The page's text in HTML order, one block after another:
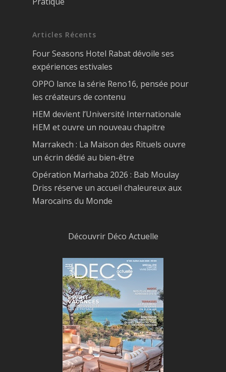
Articles Récents
Four Seasons Hotel Rabat dévoile ses
expériences estivales
OPPO lance la série Reno16, pensée pour
les créateurs de contenu
HEM devient l’Université Internationale
HEM et ouvre un nouveau chapitre
Marrakech : La Maison des Rituels ouvre
un écrin dédié au bien-être
Opération Marhaba 2026 : Bab Moulay
Driss réserve un accueil chaleureux aux
Marocains du Monde
Découvrir Déco Actuelle